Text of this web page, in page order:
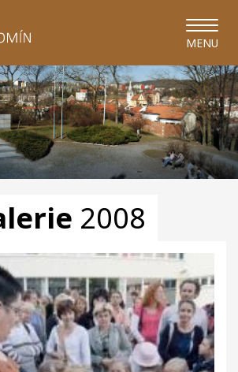
MENU
2008